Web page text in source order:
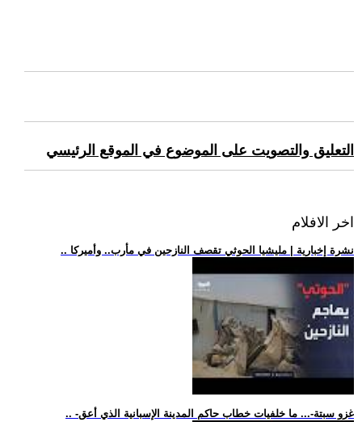
التعليق والتصويت على الموضوع في الموقع الرئيسي
اخر الافلام
.. نشرة إخبارية | مليشيا الحوثي تقصف النازحين في مأرب.. وأميركا
.. -غزو سبتة-... ما خلفيات خطاب حاكم المدينة الإسبانية الذي أعق